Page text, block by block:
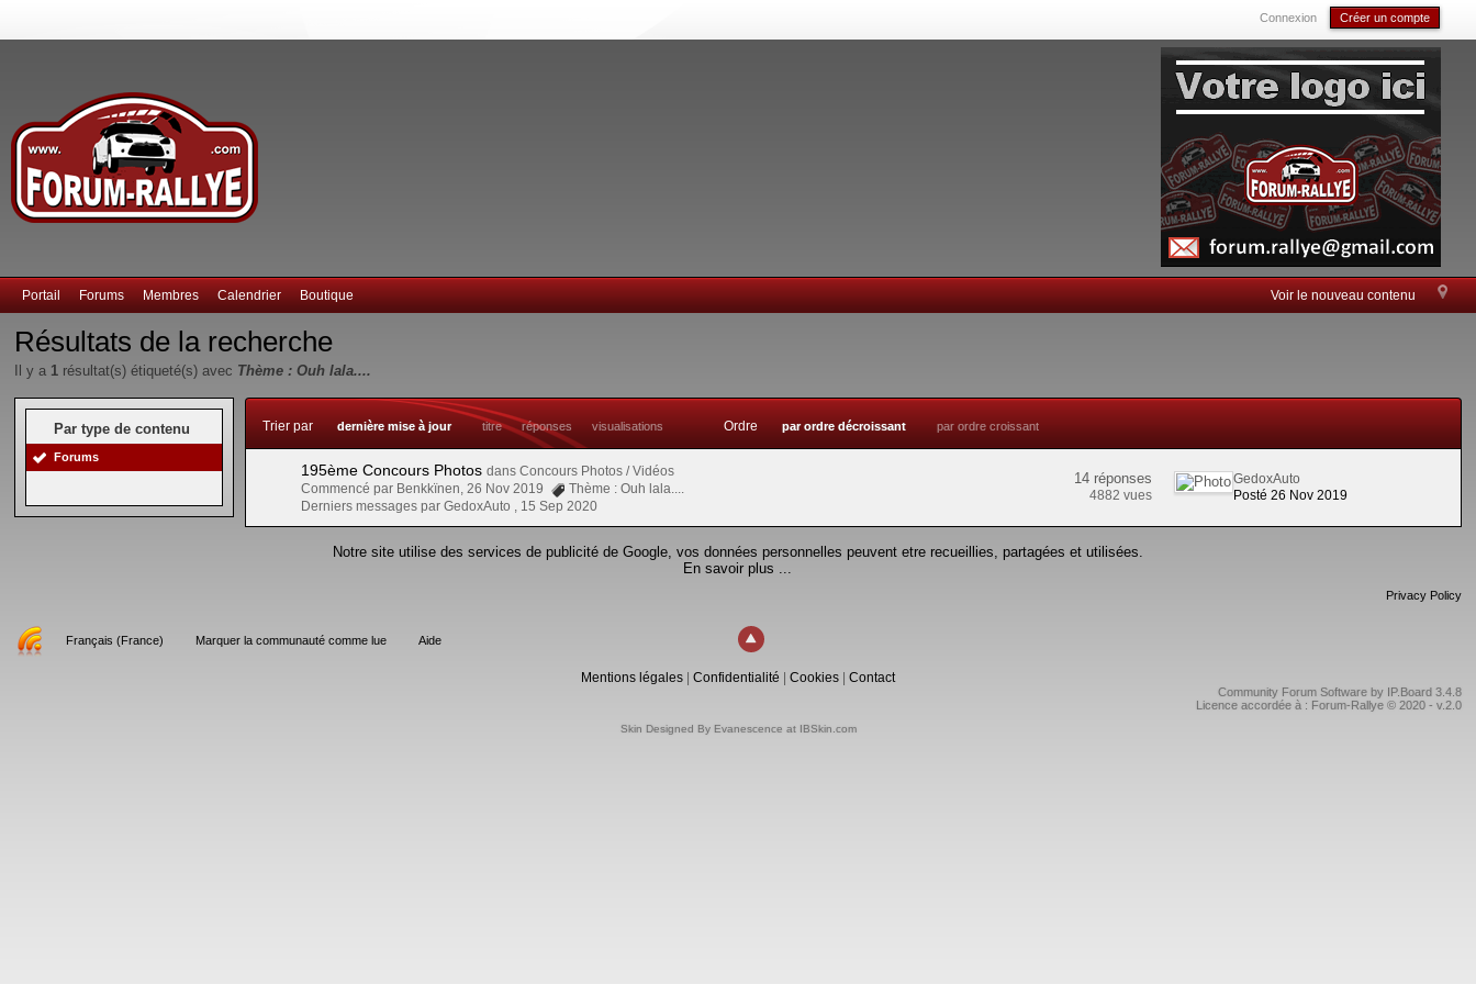
Connexion Créer un compte
Voir le nouveau contenu
Portail Forums Membres Calendrier Boutique
Résultats de la recherche
Il y a 1 résultat(s) étiqueté(s) avec Thème : Ouh lala....
Par type de contenu
Forums
Trier par dernière mise à jour titre réponses visualisations Ordre par ordre décroissant par ordre croissant
195ème Concours Photos dans Concours Photos / Vidéos
Commencé par Benkkïnen, 26 Nov 2019
Thème : Ouh lala....
Derniers messages par GedoxAuto , 15 Sep 2020
14 réponses
4882 vues
GedoxAuto
Posté 26 Nov 2019
Notre site utilise des services de publicité de Google, vos données personnelles peuvent etre recueillies, partagées et utilisées.
En savoir plus ...
Privacy Policy
Français (France) Marquer la communauté comme lue Aide
Mentions légales| Confidentialité Cookies| Contact
Community Forum Software by IP.Board 3.4.8
Licence accordée à : Forum-Rallye © 2020 - v.2.0
Skin Designed By Evanescence at IBSkin.com